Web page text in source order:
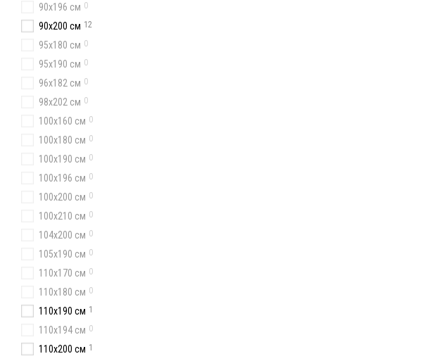
90х196 см 0
90x200 см 12
95х180 см 0
95х190 см 0
96х182 см 0
98x202 см 0
100x160 см 0
100х180 см 0
100х190 см 0
100х196 см 0
100х200 см 0
100х210 см 0
104x200 см 0
105х190 см 0
110x170 см 0
110х180 см 0
110x190 см 1
110х194 см 0
110х200 см 1